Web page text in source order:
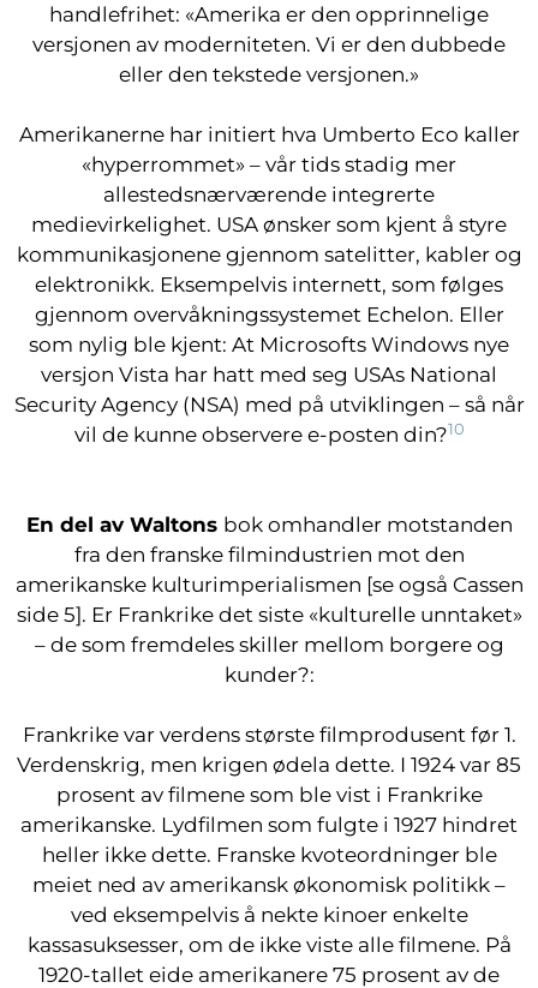
handlefrihet: «Amerika er den opprinnelige
versjonen av moderniteten. Vi er den dubbede
eller den tekstede versjonen.»
Amerikanerne har initiert hva Umberto Eco kaller
«hyperrommet» – vår tids stadig mer
allestedsnærværende integrerte
medievirkelighet. USA ønsker som kjent å styre
kommunikasjonene gjennom satelitter, kabler og
elektronikk. Eksempelvis internett, som følges
gjennom overvåkningssystemet Echelon. Eller
som nylig ble kjent: At Microsofts Windows nye
versjon Vista har hatt med seg USAs National
Security Agency (NSA) med på utviklingen – så når
vil de kunne observere e-posten din?10
En del av Waltons bok omhandler motstanden
fra den franske filmindustrien mot den
amerikanske kulturimperialismen [se også Cassen
side 5]. Er Frankrike det siste «kulturelle unntaket»
– de som fremdeles skiller mellom borgere og
kunder?:
Frankrike var verdens største filmprodusent før 1.
Verdenskrig, men krigen ødela dette. I 1924 var 85
prosent av filmene som ble vist i Frankrike
amerikanske. Lydfilmen som fulgte i 1927 hindret
heller ikke dette. Franske kvoteordninger ble
meiet ned av amerikansk økonomisk politikk –
ved eksempelvis å nekte kinoer enkelte
kassasuksesser, om de ikke viste alle filmene. På
1920-tallet eide amerikanere 75 prosent av de